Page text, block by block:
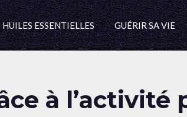
HUILES ESSENTIELLES GUÉRIR SA VIE
à l’activité